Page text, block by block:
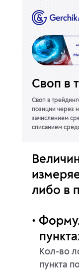
Своп в
Своп в
позиции через
зачислением
списанием
либо в
Кол-во
пункта